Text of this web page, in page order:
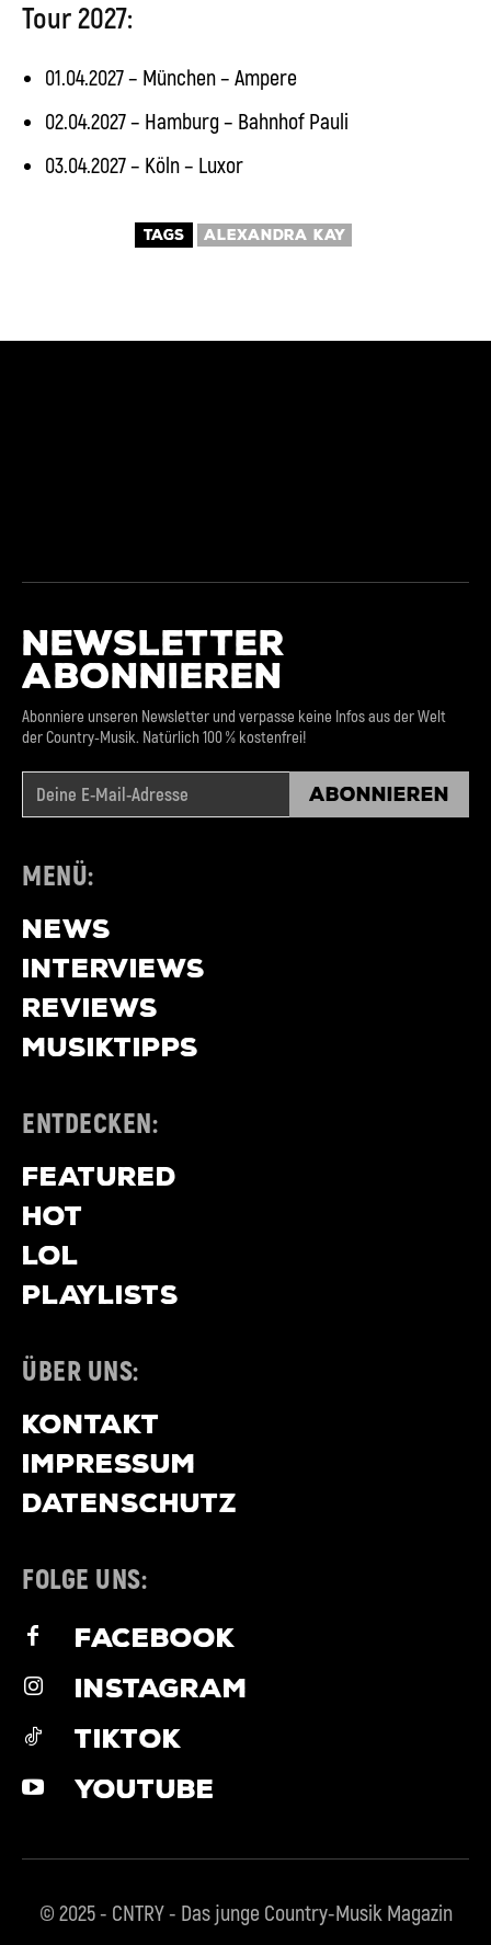
Tour 2027:
01.04.2027 – München – Ampere
02.04.2027 – Hamburg – Bahnhof Pauli
03.04.2027 – Köln – Luxor
TAGS ALEXANDRA KAY
NEWSLETTER
ABONNIEREN
Abonniere unseren Newsletter und verpasse keine Infos aus der Welt
der Country-Musik. Natürlich 100 % kostenfrei!
Abonnieren
MENÜ:
NEWS
INTERVIEWS
REVIEWS
MUSIKTIPPS
ENTDECKEN:
FEATURED
HOT
LOL
PLAYLISTS
ÜBER UNS:
KONTAKT
IMPRESSUM
DATENSCHUTZ
FOLGE UNS:
FACEBOOK
INSTAGRAM
TIKTOK
YOUTUBE
© 2025 - CNTRY - Das junge Country-Musik Magazin